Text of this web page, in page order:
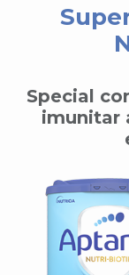
Special
imunitar